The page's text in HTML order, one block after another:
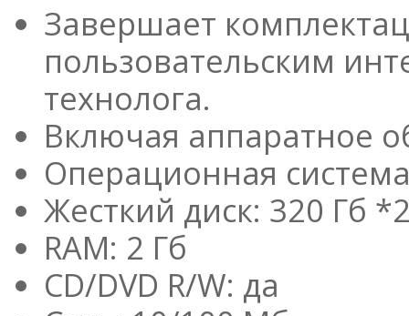
Завершает
пользовательским
технолога.
Включая аппаратное
Операционная
Жесткий диск: 320 Гб
RAM: 2 Гб
CD/DVD R/W: да